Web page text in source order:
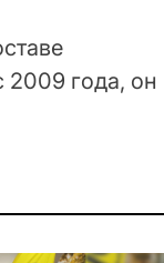
2009 года, он